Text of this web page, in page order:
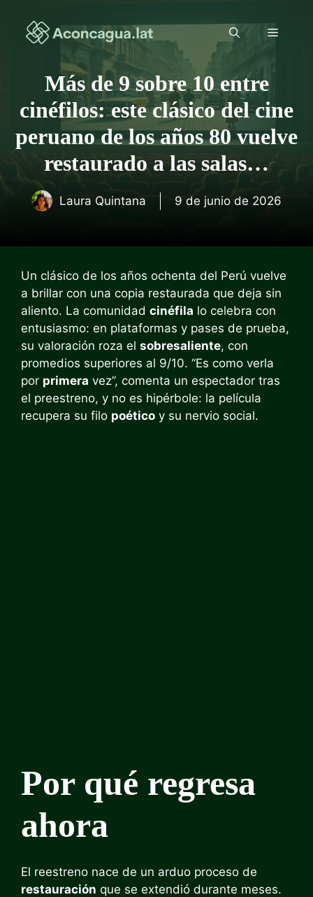
contenido
Menú
Más de 9 sobre 10 entre
cinéfilos: este clásico del cine
peruano de los años 80 vuelve
restaurado a las salas…
Laura Quintana 9 de junio de 2026
Un clásico de los años ochenta del Perú vuelve
a brillar con una copia restaurada que deja sin
aliento. La comunidad cinéfila lo celebra con
entusiasmo: en plataformas y pases de prueba,
su valoración roza el sobresaliente, con
promedios superiores al 9/10. “Es como verla
por primera vez”, comenta un espectador tras
el preestreno, y no es hipérbole: la película
recupera su filo poético y su nervio social.
Por qué regresa
ahora
El reestreno nace de un arduo proceso de
restauración que se extendió durante meses.